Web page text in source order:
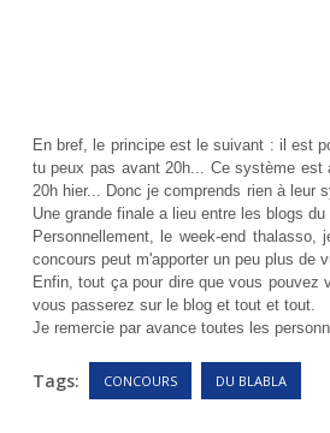
En bref, le principe est le suivant : il est
tu peux pas avant 20h... Ce système
20h hier... Donc je comprends rien à leur
Une grande finale a lieu entre les blogs
Personnellement, le week-end
concours peut m'apporter un peu plus de
Enfin, tout ça pour dire que vous pouvez
vous passerez sur le blog et tout et tout.
Je remercie par avance toutes les
Tags: CONCOURS DU BLABLA